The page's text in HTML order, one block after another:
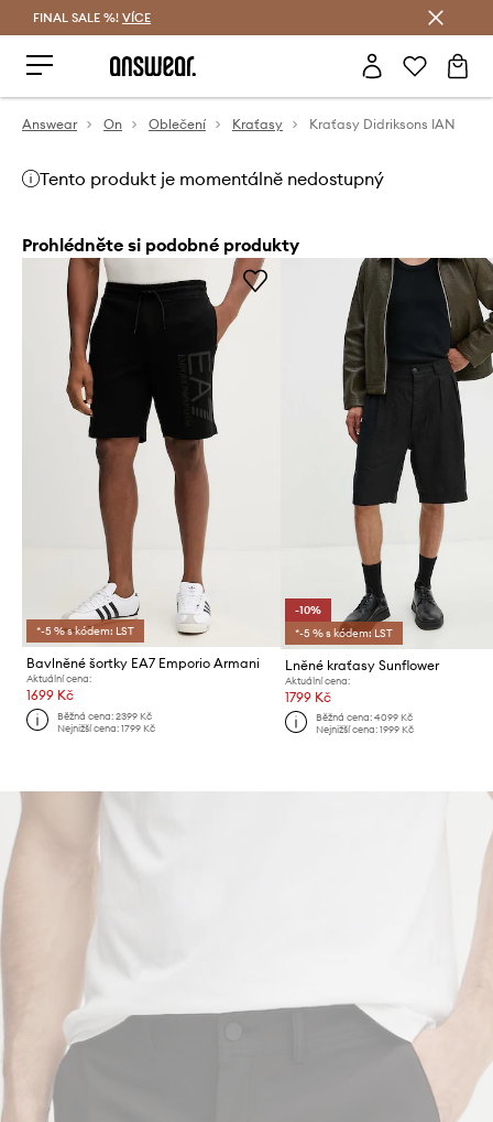
FINAL SALE %! VÍCE
Answear On Oblečení Kraťasy Kraťasy Didriksons IAN
Tento produkt je momentálně nedostupný
Prohlédněte si podobné produkty
*-5 % s kódem: LST
Bavlněné šortky EA7 Emporio Armani
Aktuální cena:
1699 Kč
Běžná cena:2399 Kč
Nejnižší cena:1799 Kč
-10%
*-5 % s kódem: LST
Lněné kraťasy Sunflower
Aktuální cena:
1799 Kč
Běžná cena: 4099 Kč
Nejnižší cena: 1999 Kč